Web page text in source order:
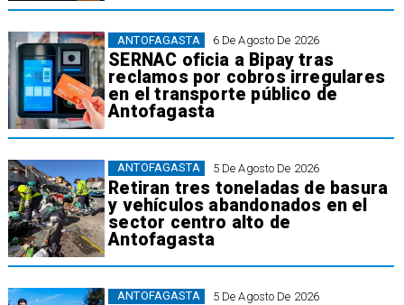
6 De Agosto De 2026
SERNAC oficia a Bipay tras
reclamos por cobros irregulares
en el transporte público de
Antofagasta
ANTOFAGASTA
5 De Agosto De 2026
Retiran tres toneladas de basura
y vehículos abandonados en el
sector centro alto de
Antofagasta
ANTOFAGASTA
5 De Agosto De 2026
ANTOFAGASTA